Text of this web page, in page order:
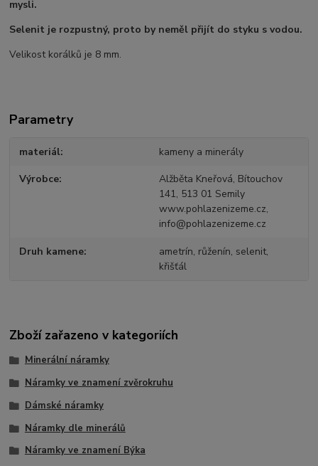
mysli.
Selenit je rozpustný, proto by neměl přijít do styku s vodou.
Velikost korálků je 8 mm.
Parametry
materiál kameny a minerály
Výrobce
Alžběta Kneřová, Bítouchov
141, 513 01 Semily
www.pohlazenizeme.cz,
info@pohlazenizeme.cz
Druh kamene
ametrín, růženín, selenit,
křišťál
Zboží zařazeno v kategoriích
Minerální náramky
Náramky ve znamení zvěrokruhu
Dámské náramky
Náramky dle minerálů
Náramky ve znamení Býka